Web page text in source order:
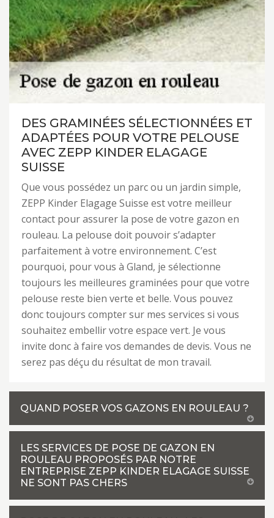
DES GRAMINÉES SÉLECTIONNÉES ET
ADAPTÉES POUR VOTRE PELOUSE
AVEC ZEPP KINDER ELAGAGE
SUISSE
Que vous possédez un parc ou un jardin simple,
ZEPP Kinder Elagage Suisse est votre meilleur
contact pour assurer la pose de votre gazon en
rouleau. La pelouse doit pouvoir s’adapter
parfaitement à votre environnement. C’est
pourquoi, pour vous à Gland, je sélectionne
toujours les meilleures graminées pour que votre
pelouse reste bien verte et belle. Vous pouvez
donc toujours compter sur mes services si vous
souhaitez embellir votre espace vert. Je vous
invite donc à faire vos demandes de devis. Vous ne
serez pas déçu du résultat de mon travail.
QUAND POSER VOS GAZONS EN ROULEAU ?
LES SERVICES DE POSE DE GAZON EN
ROULEAU PROPOSÉS PAR NOTRE
ENTREPRISE ZEPP KINDER ELAGAGE SUISSE
NE SONT PAS CHERS